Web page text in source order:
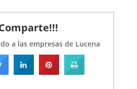
a las empresas de Lucena